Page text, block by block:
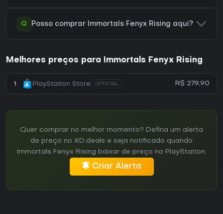
Q Posso comprar Immortals Fenyx Rising aqui?
Melhores preços para Immortals Fenyx Rising
1 PlayStation Store OFFICIAL R$ 279,90
Quer comprar no melhor momento? Defina um alerta
de preço no XD.deals e seja notificado quando
Immortals Fenyx Rising baixar de preço no PlayStation.
Criar Alerta